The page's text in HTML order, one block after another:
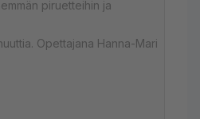
piruetteihin ja
Opettajana Hanna-Mari